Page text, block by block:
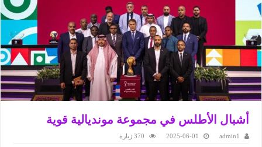
أشبال الأطلس في مجموعة مونديالية قوية
admin1
2025-06-01 370 زيارة